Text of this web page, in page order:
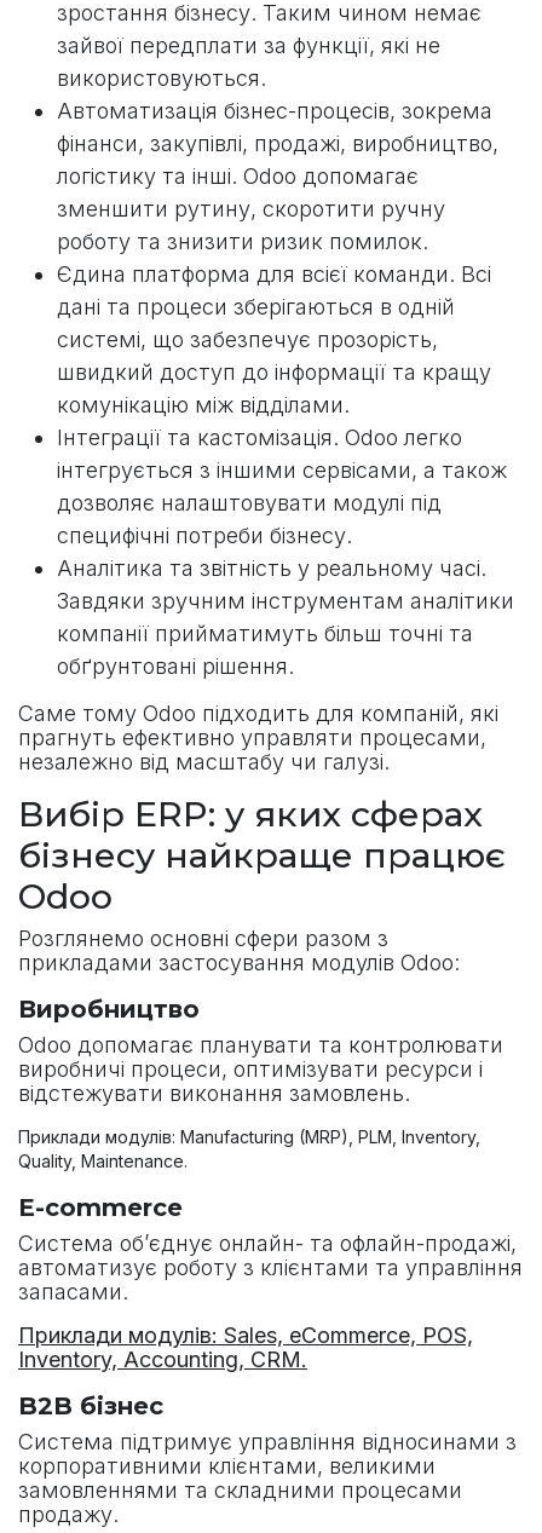
зростання бізнесу. Таким чином немає
зайвої передплати за функції, які не
використовуються.
Автоматизація бізнес-процесів, зокрема
фінанси, закупівлі, продажі, виробництво,
логістику та інші. Odoo допомагає
зменшити рутину, скоротити ручну
роботу та знизити ризик помилок.
Єдина платформа для всієї команди. Всі
дані та процеси зберігаються в одній
системі, що забезпечує прозорість,
швидкий доступ до інформації та кращу
комунікацію між відділами.
Інтеграції та кастомізація. Odoo легко
інтегрується з іншими сервісами, а також
дозволяє налаштовувати модулі під
специфічні потреби бізнесу.
Аналітика та звітність у реальному часі.
Завдяки зручним інструментам аналітики
компанії прийматимуть більш точні та
обґрунтовані рішення.
Саме тому Odoo підходить для компаній, які
прагнуть ефективно управляти процесами,
незалежно від масштабу чи галузі.
Вибір ERP: у яких сферах
бізнесу найкраще працює
Odoo
Розглянемо основні сфери разом з
прикладами застосування модулів Odoo:
Виробництво
Odoo допомагає планувати та контролювати
виробничі процеси, оптимізувати ресурси і
відстежувати виконання замовлень.
Приклади модулів: Manufacturing (MRP), PLM, Inventory,
Quality, Maintenance.
E-commerce
Система об’єднує онлайн- та офлайн-продажі,
автоматизує роботу з клієнтами та управління
запасами.
Приклади модулів: Sales, eCommerce, POS,
Inventory, Accounting, CRM.
B2B бізнес
Система підтримує управління відносинами з
корпоративними клієнтами, великими
замовленнями та складними процесами
продажу.